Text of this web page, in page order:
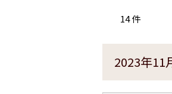
14 件
2023年11